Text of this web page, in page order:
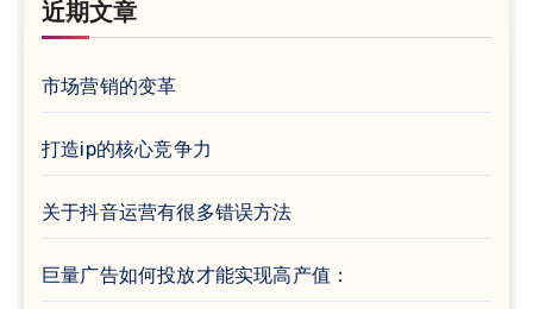
近期文章
市场营销的变革
打造ip的核心竞争力
关于抖音运营有很多错误方法
巨量广告如何投放才能实现高产值：